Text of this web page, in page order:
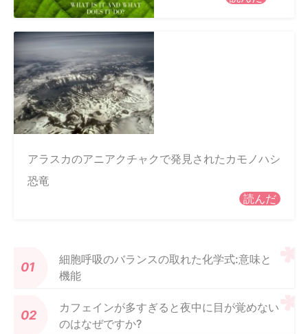
アラスカのアニアクチャクで発見されたカモノハシ
恐竜
読んだ
細胞呼吸のバランスの取れた化学式:意味と
機能
カフェインが多すぎると夜中に目が覚めない
のはなぜですか?